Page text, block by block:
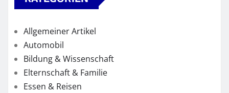
Allgemeiner Artikel
Automobil
Bildung & Wissenschaft
Elternschaft & Familie
Essen & Reisen